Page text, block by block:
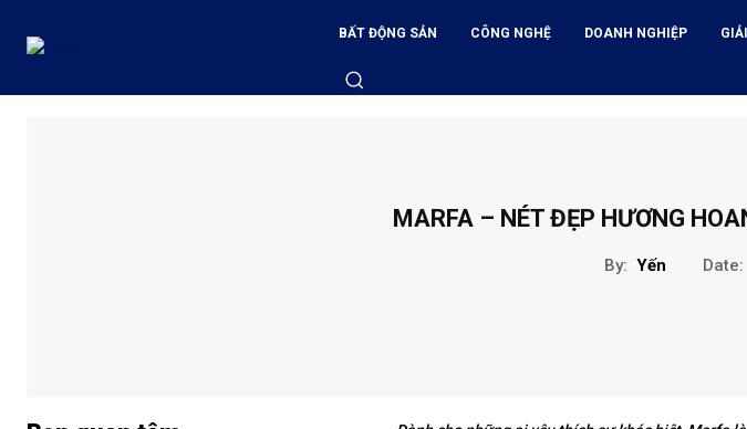
BẤT ĐỘNG SẢN CÔNG NGHỆ DOANH NGHIỆP
MARFA – NÉT ĐẸP HƯƠNG
By: Yến Date: